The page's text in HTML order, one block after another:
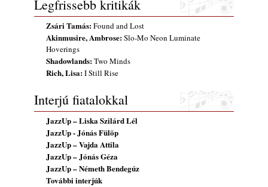
Magyar jazzmuzsikus szülők és zenész
gyermekeik – 42. rész: Vörös László +
Vörösné Strausz Eszter + Vörös Bence
2026. július 30.
The Next Generation — 11. rész: Horváth
Szabolcs
Eged Márton: Old Songs
2026. július 25.
Zsári Tamás: Found and Lost
2026. július 24.
FREE JAZZ ALBUMS 2026 - 134. rész
2026. július 16.
Legfrissebb kritikák
Zsári Tamás:Found and Lost
Akinmusire, Ambrose:Slo-Mo Neon Luminate
Hoverings
Shadowlands:Two Minds
Rich, Lisa:I Still Rise
Interjú fiatalokkal
JazzUp – Liska Szilárd Lél
JazzUp - Jónás Fülöp
JazzUp – Vajda Attila
JazzUp – Jónás Géza
JazzUp – Németh Bendegúz
További interjúk